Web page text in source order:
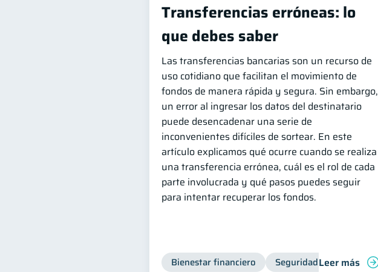
Transferencias erróneas: lo
que debes saber
Las transferencias bancarias son un recurso de
uso cotidiano que facilitan el movimiento de
fondos de manera rápida y segura. Sin embargo,
un error al ingresar los datos del destinatario
puede desencadenar una serie de
inconvenientes difíciles de sortear. En este
artículo explicamos qué ocurre cuando se realiza
una transferencia errónea, cuál es el rol de cada
parte involucrada y qué pasos puedes seguir
para intentar recuperar los fondos.
Bienestar financiero Seguridad financiera
Leer más